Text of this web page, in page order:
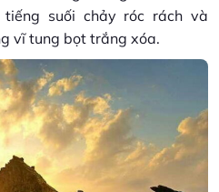
tiếng suối chảy róc rách và
vĩ tung bọt trắng xóa.